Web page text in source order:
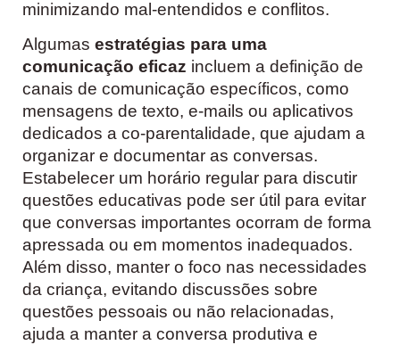
minimizando mal-entendidos e conflitos.
Algumas estratégias para uma
comunicação eficaz incluem a definição de
canais de comunicação específicos, como
mensagens de texto, e-mails ou aplicativos
dedicados a co-parentalidade, que ajudam a
organizar e documentar as conversas.
Estabelecer um horário regular para discutir
questões educativas pode ser útil para evitar
que conversas importantes ocorram de forma
apressada ou em momentos inadequados.
Além disso, manter o foco nas necessidades
da criança, evitando discussões sobre
questões pessoais ou não relacionadas,
ajuda a manter a conversa produtiva e